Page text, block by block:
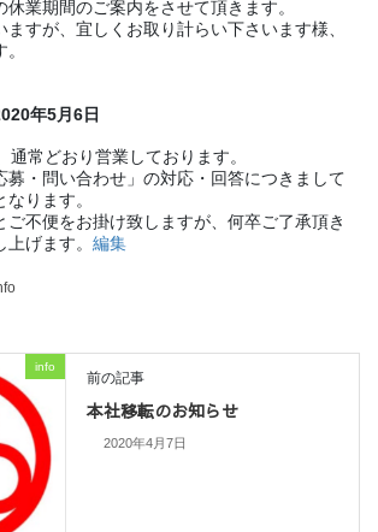
業期間のご案内をさせて頂きます。
すが、宜しくお取り計らい下さいます様、
年5月6日
通常どおり営業しております。
募・問い合わせ」の対応・回答につきまして
ります。
ご不便をお掛け致しますが、何卒ご了承頂き
げます。 編集
info
前の記事
本社移転のお知らせ
2020年4月7日